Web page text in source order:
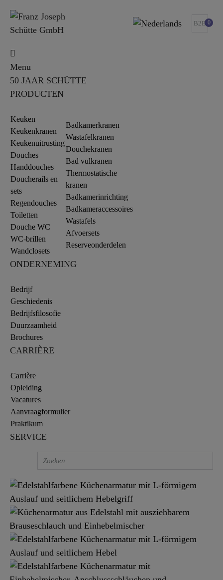
B2B 0
Menu
50 JAAR SCHÜTTE
PRODUCTEN
Keuken
Keukenkranen
Keukenuitrusting
Douches
Handdouches
Doucherails en
sets
Regendouches
Toiletten
Douche WC
WC-brillen
Wandclosets
Badkamerkranen
Wastafelkranen
Douchekranen
Bad vulkranen
Thermostatische
kranen
Badkamerinrichting
Badkameraccessoires
Wastafels
Afvoersets
Reserveonderdelen
ONDERNEMING
Bedrijf
Geschiedenis
Bedrijfsfilosofie
Duurzaamheid
Brochures
CARRIÈRE
Carrière
Opleiding
Vacatures
Aanvraagformulier
Praktikum
SERVICE